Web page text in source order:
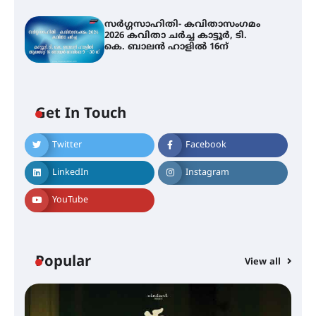
സർഗ്ഗസാഹിതി- കവിതാസംഗമം
2026 കവിതാ ചർച്ച കാട്ടൂർ, ടി.
കെ. ബാലൻ ഹാളിൽ 16ന്
Get In Touch
Twitter Facebook
LinkedIn Instagram
YouTube
Popular View all